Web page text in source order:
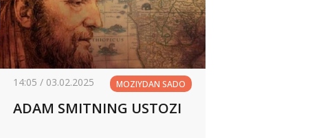
14:05 / 03.02.2025 MOZIYDAN SADO
ADAM SMITNING USTOZI